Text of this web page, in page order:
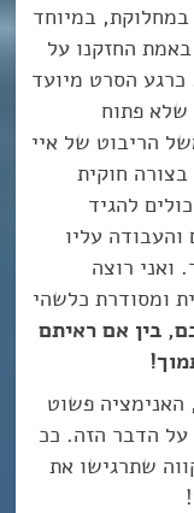
במחלוקת, במיוחד
החזקנו על
הסרט מיועד
שלא פתוח
הריבוט של איי
חוקית
להגיד
עליו
ואני רוצה
ומסודרת כלשהי
בין אם ראיתם
פשוט
על הדבר הזה. ככ
שתרגישו את